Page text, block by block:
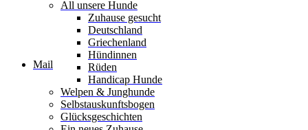
Mail
All unsere Hunde
Zuhause gesucht
Deutschland
Griechenland
Hündinnen
Rüden
Handicap Hunde
Welpen & Junghunde
Selbstauskunftsbogen
Glücksgeschichten